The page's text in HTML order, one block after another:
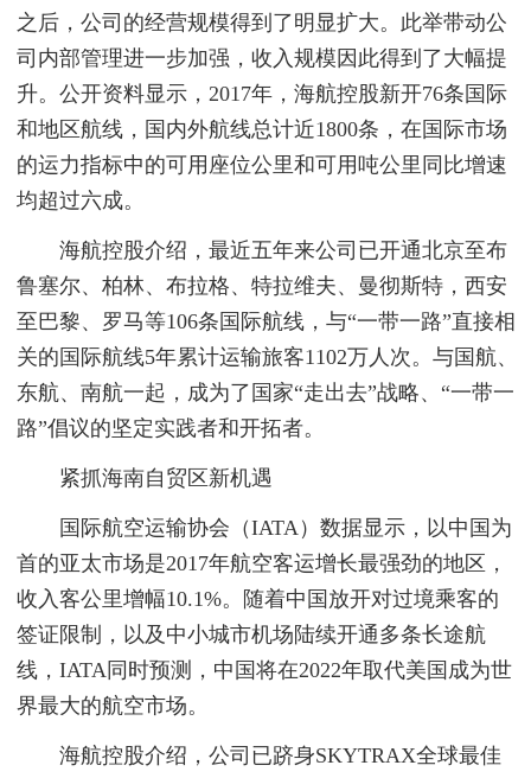
之后，公司的经营规模得到了明显扩大。此举带动公
司内部管理进一步加强，收入规模因此得到了大幅提
升。公开资料显示，2017年，海航控股新开76条国际
和地区航线，国内外航线总计近1800条，在国际市场
的运力指标中的可用座位公里和可用吨公里同比增速
均超过六成。
海航控股介绍，最近五年来公司已开通北京至布
鲁塞尔、柏林、布拉格、特拉维夫、曼彻斯特，西安
至巴黎、罗马等106条国际航线，与“一带一路”直接相
关的国际航线5年累计运输旅客1102万人次。与国航、
东航、南航一起，成为了国家“走出去”战略、“一带一
路”倡议的坚定实践者和开拓者。
紧抓海南自贸区新机遇
国际航空运输协会（IATA）数据显示，以中国为
首的亚太市场是2017年航空客运增长最强劲的地区，
收入客公里增幅10.1%。随着中国放开对过境乘客的
签证限制，以及中小城市机场陆续开通多条长途航
线，IATA同时预测，中国将在2022年取代美国成为世
界最大的航空市场。
海航控股介绍，公司已跻身SKYTRAX全球最佳